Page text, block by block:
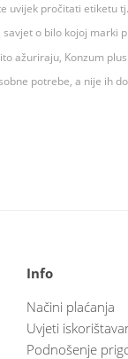
uvijek pročitati etiketu
o bilo kojoj marki
ažuriraju, Konzum
potrebe, a nije ih
Info
Načini plaćanja
Uvjeti
Podnošenje